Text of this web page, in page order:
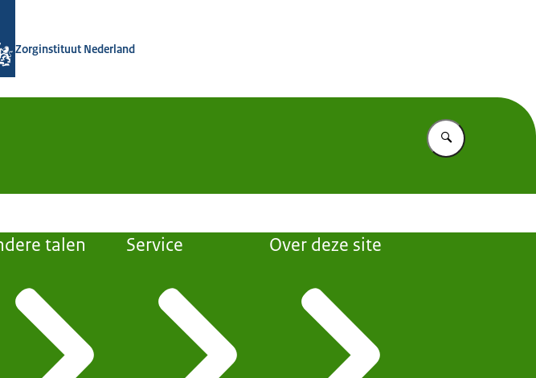
Zorginstituut Nederland
Vul in wat u
talen Service Over deze site